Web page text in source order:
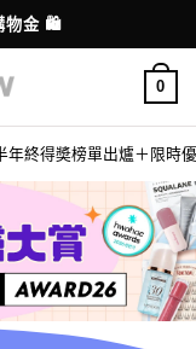
送港澳
物金 🛍️
0
年終得奬榜單出爐＋限時